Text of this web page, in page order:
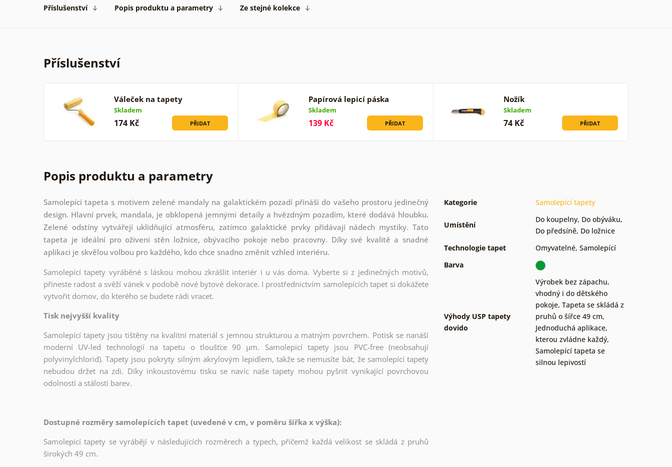
Příslušenství Popis produktu a parametry Ze stejné kolekce
Příslušenství
Váleček na tapety
Skladem
174 Kč PŘIDAT
Papírová lepicí páska
Skladem
139 Kč PŘIDAT
Nožík
Skladem
74 Kč PŘIDAT
Popis produktu a parametry
Samolepící tapeta s motivem zelené mandaly na galaktickém pozadí přináší do vašeho prostoru jedinečný
design. Hlavní prvek, mandala, je obklopená jemnými detaily a hvězdným pozadím, které dodává hloubku.
Zelené odstíny vytvářejí uklidňující atmosféru, zatímco galaktické prvky přidávají nádech mystiky. Tato
tapeta je ideální pro oživení stěn ložnice, obývacího pokoje nebo pracovny. Díky své kvalitě a snadné
aplikaci je skvělou volbou pro každého, kdo chce snadno změnit vzhled interiéru.
Samolepící tapety vyráběné s láskou mohou zkrášlit interiér i u vás doma. Vyberte si z jedinečných motivů,
přineste radost a svěží vánek v podobě nové bytové dekorace. I prostřednictvím samolepících tapet si dokážete
vytvořit domov, do kterého se budete rádi vracet.
Tisk nejvyšší kvality
Samolepící tapety jsou tištěny na kvalitní materiál s jemnou strukturou a matným povrchem. Potisk se nanáší
moderní UV-led technologií na tapetu o tloušťce 90 µm. Samolepicí tapety jsou PVC-free (neobsahují
polyvinylchlorid). Tapety jsou pokryty silným akrylovým lepidlem, takže se nemusíte bát, že samolepící tapety
nebudou držet na zdi. Díky inkoustovému tisku se navíc naše tapety mohou pyšnit vynikající povrchovou
odolností a stálostí barev.
Dostupné rozměry samolepících tapet (uvedené v cm, v poměru šířka x výška):
Samolepicí tapety se vyrábějí v následujících rozměrech a typech, přičemž každá velikost se skládá z pruhů
širokých 49 cm.
Kategorie Samolepící tapety
Umístění
Do koupelny, Do obýváku,
Do předsíně, Do ložnice
Technologie tapet
Omyvatelné, Samolepící
Barva
Výhody USP tapety
dovido
Výrobek bez zápachu,
vhodný i do dětského
pokoje, Tapeta se skládá z
pruhů o šířce 49 cm,
Jednoduchá aplikace,
kterou zvládne každý,
Samolepící tapeta se
silnou lepivostí